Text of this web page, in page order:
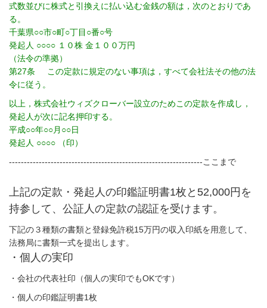
式数並びに株式と引換えに払い込む金銭の額は，次のとおりであ
る。
千葉県○○市○町○丁目○番○号
発起人 ○○○○ １０株 金１００万円
（法令の準拠）
第27条 この定款に規定のない事項は，すべて会社法その他の法
令に従う。
以上，株式会社ウィズクローバー設立のためこの定款を作成し，
発起人が次に記名押印する。
平成○○年○○月○○日
発起人 ○○○○ （印）
-----------------------------------------------------------------ここまで
上記の定款・発起人の印鑑証明書1枚と52,000円を
持参して、公証人の定款の認証を受けます。
下記の３種類の書類と登録免許税15万円の収入印紙を用意して、
法務局に書類一式を提出します。
・個人の実印
・会社の代表社印（個人の実印でもOKです）
・個人の印鑑証明書1枚